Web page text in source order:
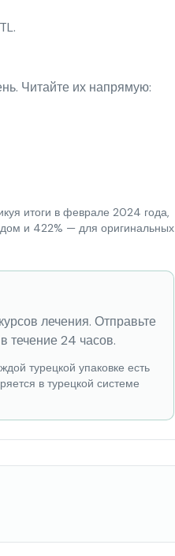
Читайте их напрямую:
итоги в феврале 2024 года,
и 422% — для оригинальных
лечения. Отправьте
течение 24 часов.
турецкой упаковке есть
в турецкой системе